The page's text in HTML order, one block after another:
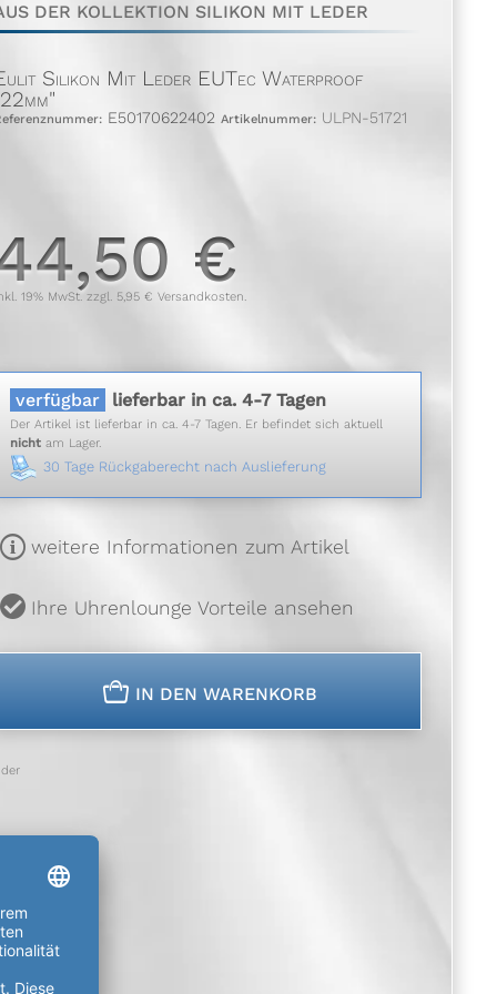
DER KOLLEKTION SILIKON MIT LEDER
Silikon Mit Leder EUTec Waterproof
E50170622402 Artikelnummer:ULPN-51721
€
19% MwSt. zzgl. 5,95 € Versandkosten.
verfügbar lieferbar in ca. 4-7 Tagen
Der Artikel ist lieferbar in ca. 4-7 Tagen. Er befindet sich aktuell
nichtam Lager.
30 Tage Rückgaberecht nach Auslieferung
weitere Informationen zum Artikel
Ihre Uhrenlounge Vorteile ansehen
n IN DEN WARENKORB